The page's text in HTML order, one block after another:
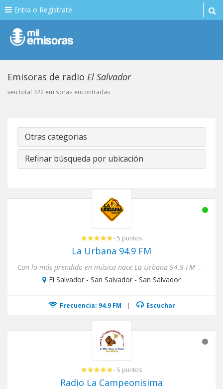
Entra o Registrate
Emisoras de radio El Salvador
»en total 322 emisoras encontradas
Otras categorias
Refinar búsqueda por ubicación
- 5 puntos
La Urbana 94.9 FM
Con lo más prendido en música nace La Urbana 94.9 FM para complacer tus exigencias.
El Salvador - San Salvador - San Salvador
Frecuencia: 94.9 FM | Escuchar
- 5 puntos
Radio La Campeonisima